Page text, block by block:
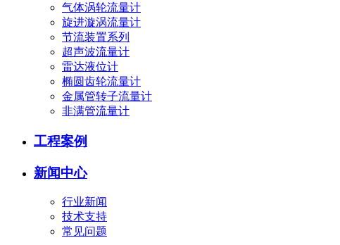
气体涡轮流量计
旋进漩涡流量计
节流装置系列
超声波流量计
雷达液位计
椭圆齿轮流量计
金属管转子流量计
非满管流量计
工程案例
新闻中心
行业新闻
技术支持
常见问题